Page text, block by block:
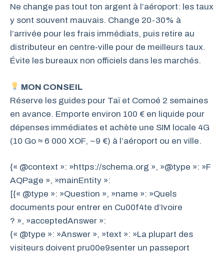
Ne change pas tout ton argent à l’aéroport: les taux
y sont souvent mauvais. Change 20-30% à
l’arrivée pour les frais immédiats, puis retire au
distributeur en centre-ville pour de meilleurs taux.
Évite les bureaux non officiels dans les marchés.
MON CONSEIL
Réserve les guides pour Taï et Comoé 2 semaines
en avance. Emporte environ 100 € en liquide pour
dépenses immédiates et achète une SIM locale 4G
(10 Go ≈ 6 000 XOF, ~9 €) à l’aéroport ou en ville.
{« @context »: »https://schema.org », »@type »: »F
AQPage », »mainEntity »:
[{« @type »: »Question », »name »: »Quels
documents pour entrer en Cu00f4te d’Ivoire
? », »acceptedAnswer »:
{« @type »: »Answer », »text »: »La plupart des
visiteurs doivent pru00e9senter un passeport